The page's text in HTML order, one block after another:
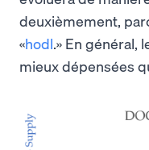
deuxièmement,
«hodl.» En général,
mieux dépensées